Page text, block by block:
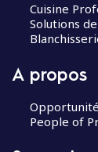
Cuisine
Solutions
A propos
People of